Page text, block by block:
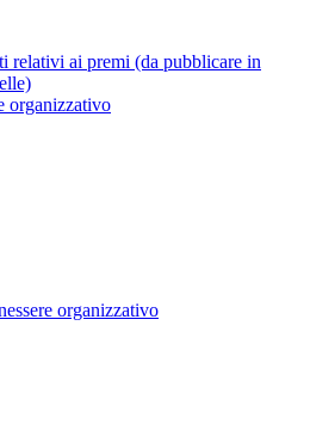
relativi ai premi (da pubblicare in
organizzativo
organizzativo